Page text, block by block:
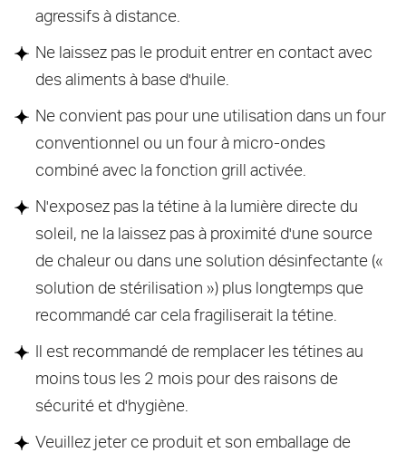
agressifs à distance.
Ne laissez pas le produit entrer en contact avec
des aliments à base d'huile.
Ne convient pas pour une utilisation dans un four
conventionnel ou un four à micro-ondes
combiné avec la fonction grill activée.
N'exposez pas la tétine à la lumière directe du
soleil, ne la laissez pas à proximité d'une source
de chaleur ou dans une solution désinfectante («
solution de stérilisation ») plus longtemps que
recommandé car cela fragiliserait la tétine.
Il est recommandé de remplacer les tétines au
moins tous les 2 mois pour des raisons de
sécurité et d'hygiène.
Veuillez jeter ce produit et son emballage de